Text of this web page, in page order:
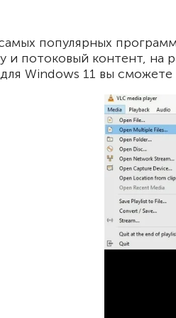
популярных
и потоковый контент, на
Windows 11 вы